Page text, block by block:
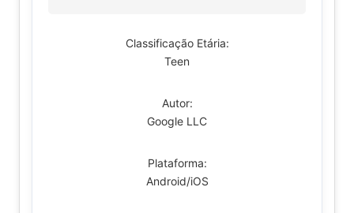
Classificação Etária:
Teen
Autor:
Google LLC
Plataforma:
Android/iOS